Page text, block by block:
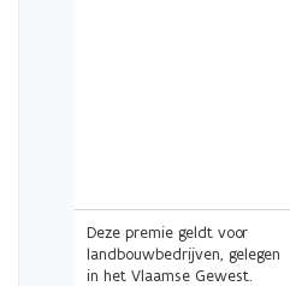
Deze premie geldt voor
landbouwbedrijven, gelegen
in het Vlaamse Gewest.